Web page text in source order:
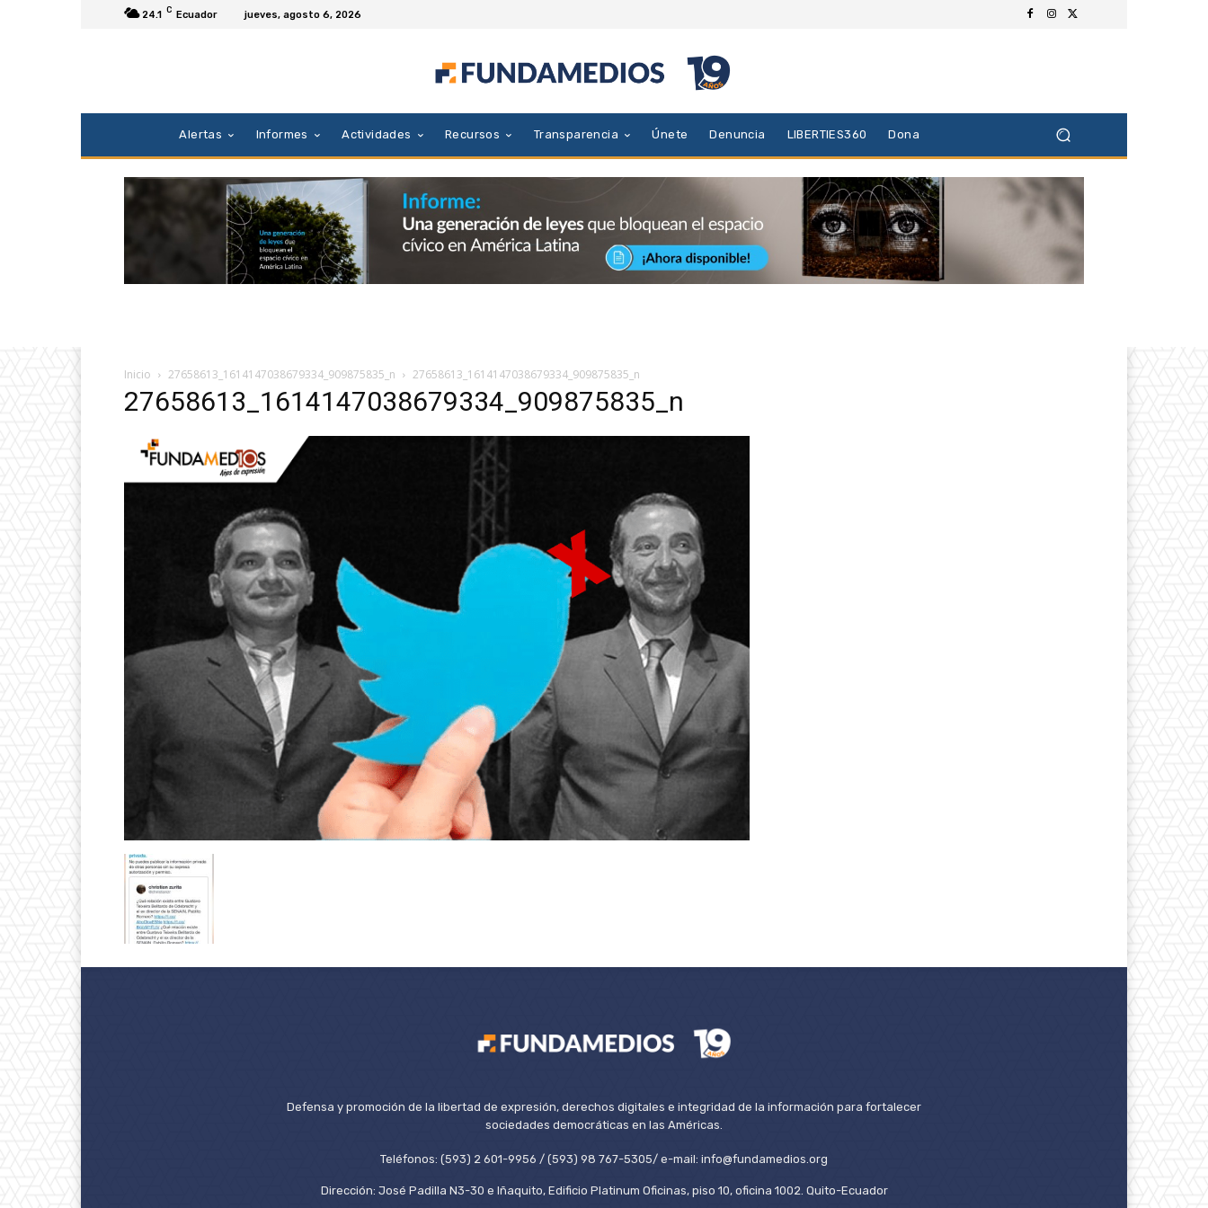
24.1 C Ecuador jueves, agosto 6, 2026
Alertas Informes Actividades Recursos Transparencia Únete Denuncia LIBERTIES360 Dona
Inicio 27658613_1614147038679334_909875835_n 27658613_1614147038679334_909875835_n
27658613_1614147038679334_909875835_n
Defensa y promoción de la libertad de expresión, derechos digitales e integridad de la información para fortalecer
sociedades democráticas en las Américas.
Teléfonos: (593) 2 601-9956 / (593) 98 767-5305/ e-mail: info@fundamedios.org
Dirección: José Padilla N3-30 e Iñaquito, Edificio Platinum Oficinas, piso 10, oficina 1002. Quito-Ecuador